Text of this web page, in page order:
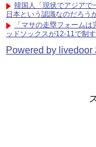
韓国人「現状でアジアで
日本という認識なのだろう
「マサの走塁フォーム
ッドソックスが12-11で制す
Powered by livedoor